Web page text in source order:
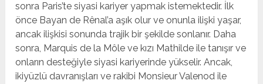
sonra Paris’te siyasi kariyer yapmak istemektedir. İlk
önce Bayan de Rênal’a aşık olur ve onunla ilişki yaşar,
ancak ilişkisi sonunda trajik bir şekilde sonlanır. Daha
sonra, Marquis de la Môle ve kızı Mathilde ile tanışır ve
onların desteğiyle siyasi kariyerinde yükselir. Ancak,
ikiyüzlü davranışları ve rakibi Monsieur Valenod ile